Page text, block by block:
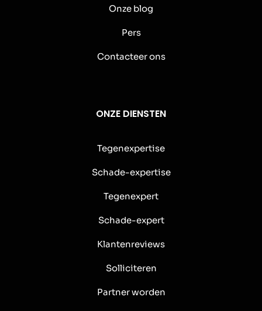
Onze blog
Pers
Contacteer ons
ONZE DIENSTEN
Tegenexpertise
Schade-expertise
Tegenexpert
Schade-expert
Klantenreviews
Solliciteren
Partner worden